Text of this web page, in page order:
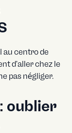
au centro de
d'aller chez le
pas négliger.
oublier